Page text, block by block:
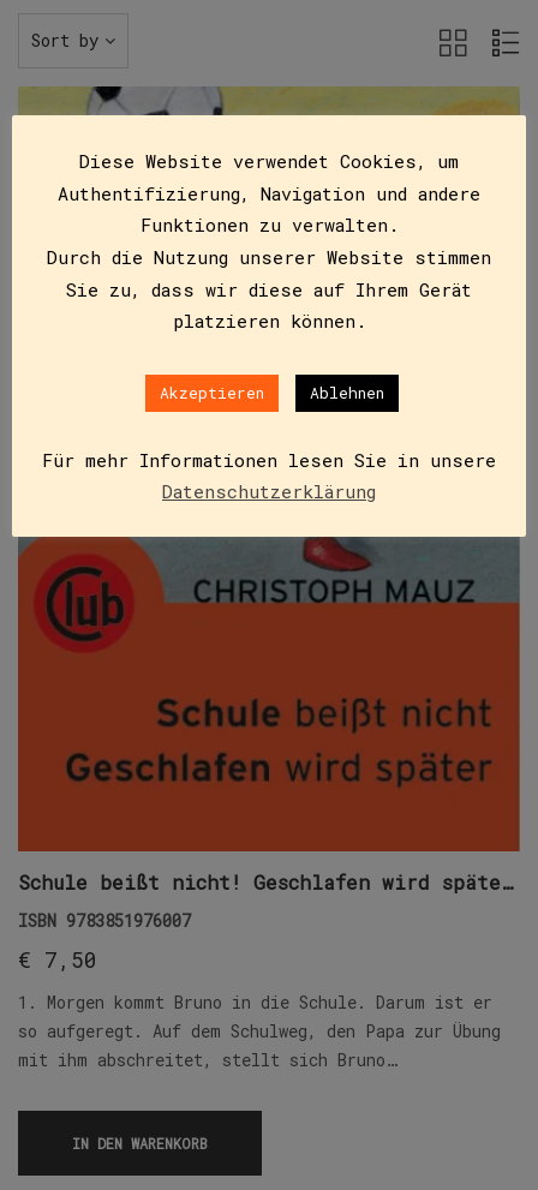
Sort by
Schule beißt nicht! Geschlafen wird später!
ISBN 9783851976007
€ 7,50
1. Morgen kommt Bruno in die Schule. Darum ist er
so aufgeregt. Auf dem Schulweg, den Papa zur Übung
mit ihm abschreitet, stellt sich Bruno…
IN DEN WARENKORB
Diese Website verwendet Cookies, um
Authentifizierung, Navigation und andere
Funktionen zu verwalten.
Durch die Nutzung unserer Website stimmen
Sie zu, dass wir diese auf Ihrem Gerät
platzieren können.
Akzeptieren Ablehnen
Für mehr Informationen lesen Sie in unsere
Datenschutzerklärung